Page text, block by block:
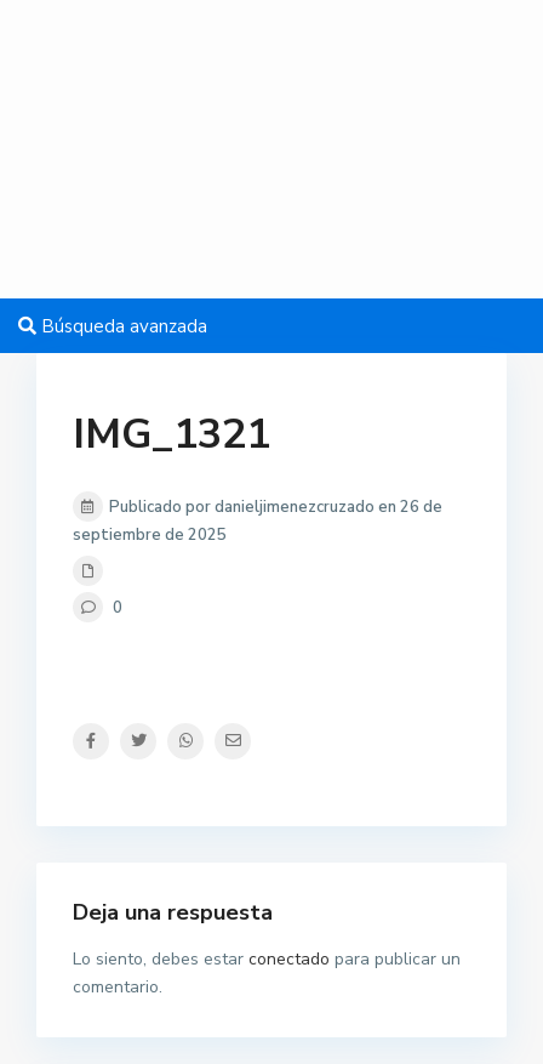
Búsqueda avanzada
IMG_1321
Publicado por danieljimenezcruzado en 26 de
septiembre de 2025
0
Deja una respuesta
Lo siento, debes estar conectado para publicar un
comentario.